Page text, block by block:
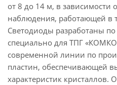
от 8 до 14 м, в зависимости
наблюдения, работающей в
Светодиоды разработаны
специально для ТПГ
современной линии по
пластин, обеспечивающей
характеристик кристаллов.